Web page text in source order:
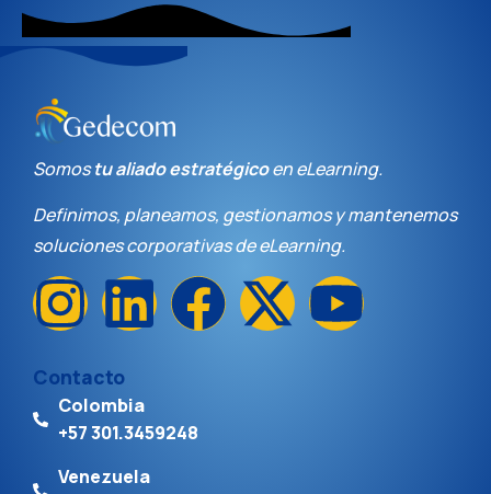
Somostualiado estratégicoen eLearning.
Definimos, planeamos, gestionamos y mantenemos
soluciones corporativasde eLearning.
Contacto
Colombia
+57 301.3459248
Venezuela